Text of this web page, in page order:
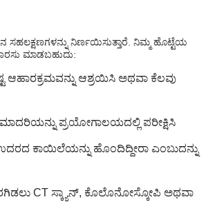
ಸಹಲಕ್ಷಣಗಳನ್ನು ನಿರ್ಣಯಿಸುತ್ತಾರೆ. ನಿಮ್ಮ ಹೊಟ್ಟೆಯ
ಮಾಡಬಹುದು:
ಆಹಾರಕ್ರಮವನ್ನು ಆಶ್ರಯಿಸಿ ಅಥವಾ ಕೆಲವು
ಪ್ರಯೋಗಾಲಯದಲ್ಲಿ ಪರೀಕ್ಷಿಸಿ
ಕಾಯಿಲೆಯನ್ನು ಹೊಂದಿದ್ದೀರಾ ಎಂಬುದನ್ನು
CT ಸ್ಕ್ಯಾನ್, ಕೊಲೊನೋಸ್ಕೋಪಿ ಅಥವಾ